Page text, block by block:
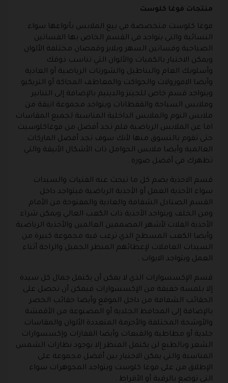
منتجات فوغا كلوست
فوغا كلوست متخصصة في بيع الملابس بأنواعها سواء
النسائية والتي يتواجد في القسم الخاص بها الفساتين
الصباحية وفساتين السهر وبلايز وقمصان مختلفة الألوان
ويمكن الاختيار بالكميات والألوان التي تناسب ذوقك
وأسلوبك العام والبناطيل والشورتات الرياضية أو العادية
وأيضا الافورولات والجواكت والمعاطف المحاكة أو التريكيو
ويتواجد قسم خاص للجينز والدينيم بالإضافة إلى التنانير
وملابس السباحة والقفطانات ويتواجد مجموعة انيقة من
ملابس النوم والملابس الداخلية المناسبة لجميع المقاسات
اما عن الملابس الرياضية فلم تجد أفضل من فوغاكلوسيت
حتى تقوم بالتسوق منها لأنك سوف تجد أفضل الماركات
العالمية وأيضا ملابس الحوامل ذات الأشكال الأنيقة والتي
تظهرك في أفضل صورة .
قسم الاحذية يضم كل ما تبحث عنه الفتيات والسيدات
سواء الأحذية العمل أو الأحذية الرياضية فيتواجد داخل
القسم الصنادل الشفافة والعادية والمفتوحة من الأمام
ومن الخلف ويتواجد الأحذية ذات الكعب العالي ويمكن شراء
الأحذية الفلات لأشهر المصممين العالمين والأحذية الرياضية
وأيضا الكعب المسطح الذي ترغب فيه مجموعة كبيرة من
السيدات العاملات لإعطائهم المنظر الجميل والراحة أثناء
العمل ويتواجد الابوات .
قسم الإكسسوارات الذي لا يمكن أن يكتمل جمال كل سيدة
إلا بلمسة خفيفة من الإكسسوارات فيمكن أن تحصل على
الحقائب الشفافة من داخل الموقع وأيضا حقائب الخصر
بالإضافة إلى المحافظ الجلدية أو المصنوعة من الأقمشة
والأوشحة المختلفة والأحزمة المتعددة الألوان والمقاسات
جلدية أو مطاطية والقبعات وأيضا القفازات وإكسسوارات
الشعر وبالطبع لن يكتمل المنظر إلا بوجود نظارات الشمس
المناسبة والتي يمكن الاختيار بين أفضل مجموعة على
الإطلاق من على فوغا كلوست ويتواجد المجوهرات سواء
التي توضع بالرقبة أو الأقراط .